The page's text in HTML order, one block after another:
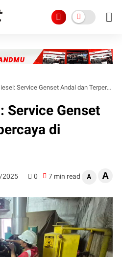
Service Genset Andal dan Terpercaya di Indonesia
Service Genset
di
2025 0 7 min read A A